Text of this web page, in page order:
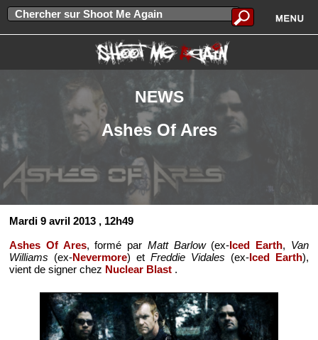
NEWS
Ashes Of Ares
Mardi 9 avril 2013 , 12h49
Ashes Of Ares, formé par Matt Barlow(ex-Iced Earth, Van
Williams (ex-Nevermore) etFreddie Vidales (ex-Iced Earth),
vient de signer chez Nuclear Blast .